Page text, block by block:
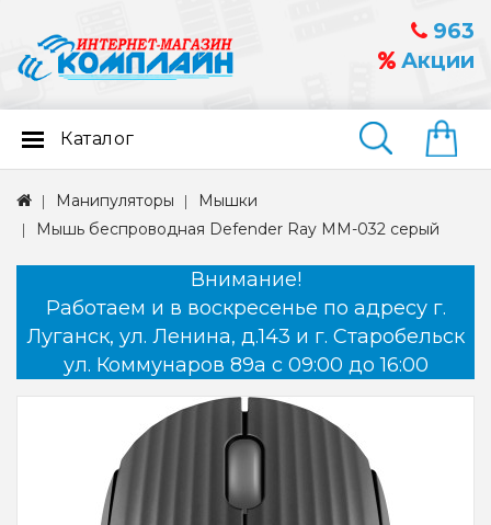
963
Акции
Найти
Каталог
Манипуляторы
Мышки
Мышь беспроводная Defender Ray MM-032 серый
Внимание!
Работаем и в воскресенье по адресу г.
Луганск, ул. Ленина, д.143 и г. Старобельск
ул. Коммунаров 89а с 09:00 до 16:00